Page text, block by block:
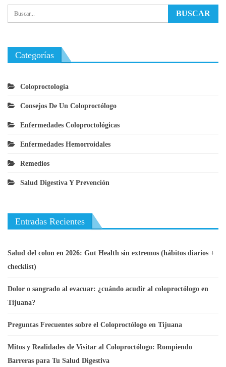
Categorías
Coloproctología
Consejos De Un Coloproctólogo
Enfermedades Coloproctológicas
Enfermedades Hemorroidales
Remedios
Salud Digestiva Y Prevención
Entradas Recientes
Salud del colon en 2026: Gut Health sin extremos (hábitos diarios +
checklist)
Dolor o sangrado al evacuar: ¿cuándo acudir al coloproctólogo en
Tijuana?
Preguntas Frecuentes sobre el Coloproctólogo en Tijuana
Mitos y Realidades de Visitar al Coloproctólogo: Rompiendo
Barreras para Tu Salud Digestiva